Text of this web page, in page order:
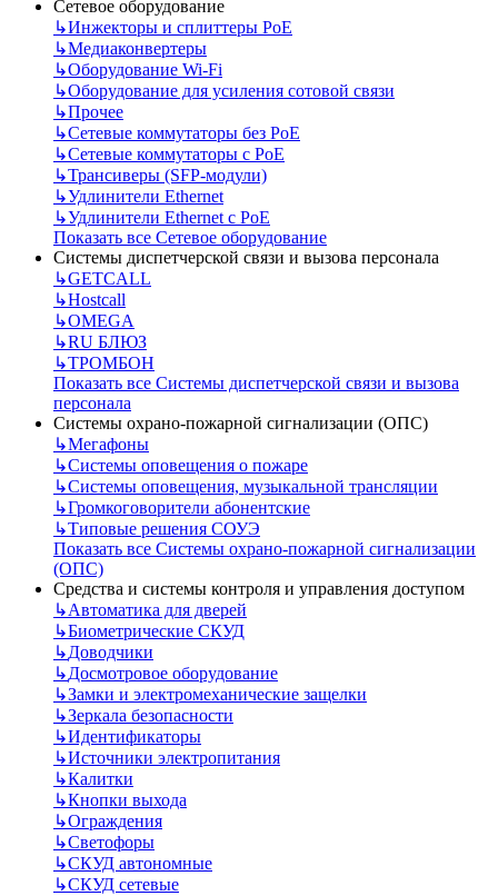
Сетевое оборудование
↳Инжекторы и сплиттеры РоЕ
↳Медиаконвертеры
↳Оборудование Wi-Fi
↳Оборудование для усиления сотовой связи
↳Прочее
↳Сетевые коммутаторы без РоЕ
↳Сетевые коммутаторы с РоЕ
↳Трансиверы (SFP-модули)
↳Удлинители Ethernet
↳Удлинители Ethernet с PoE
Показать все Сетевое оборудование
Системы диспетчерской связи и вызова персонала
↳GETCALL
↳Hostcall
↳OMEGA
↳RU БЛЮЗ
↳ТРОМБОН
Показать все Системы диспетчерской связи и вызова
персонала
Системы охрано-пожарной сигнализации (ОПС)
↳Мегафоны
↳Системы оповещения о пожаре
↳Системы оповещения, музыкальной трансляции
↳Громкоговорители абонентские
↳Типовые решения СОУЭ
Показать все Системы охрано-пожарной сигнализации
(ОПС)
Средства и системы контроля и управления доступом
↳Автоматика для дверей
↳Биометрические СКУД
↳Доводчики
↳Досмотровое оборудование
↳Замки и электромеханические защелки
↳Зеркала безопасности
↳Идентификаторы
↳Источники электропитания
↳Калитки
↳Кнопки выхода
↳Ограждения
↳Светофоры
↳СКУД автономные
↳СКУД сетевые